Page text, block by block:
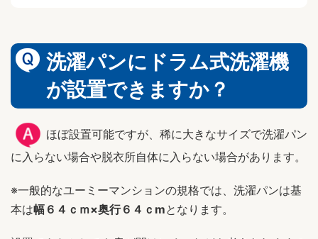
洗濯パンにドラム式洗濯機
が設置できますか？
ほぼ設置可能ですが、稀に大きなサイズで洗濯パン
に入らない場合や脱衣所自体に入らない場合があります。
※一般的なユーミーマンションの規格では、洗濯パンは基
本は幅６４ｃｍ×奥行６４ｃmとなります。